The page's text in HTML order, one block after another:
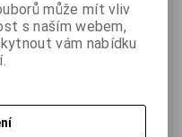
OK BARE dětská 2 SZ,
může mít vliv
s naším webem,
vám nabídku